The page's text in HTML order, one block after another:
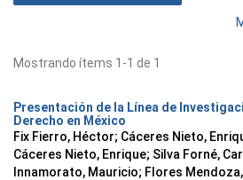
Mostrando ítems 1-1 de 1
Presentación de la Línea de
Derecho en México
Fix Fierro, Héctor; Cáceres Nieto,
Cáceres Nieto, Enrique; Silva Forné,
Innamorato, Mauricio; Flores